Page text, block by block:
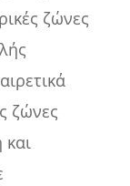
ζώνες
ζώνες